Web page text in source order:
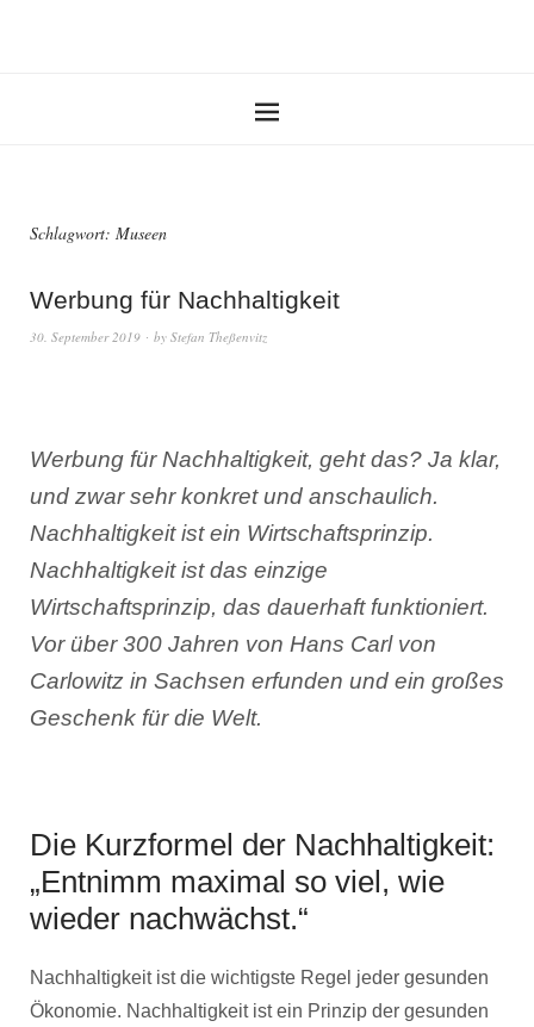
Schlagwort: Museen
Werbung für Nachhaltigkeit
30. September 2019 by Stefan Theßenvitz
Werbung für Nachhaltigkeit, geht das? Ja klar,
und zwar sehr konkret und anschaulich.
Nachhaltigkeit ist ein Wirtschaftsprinzip.
Nachhaltigkeit ist das einzige
Wirtschaftsprinzip, das dauerhaft funktioniert.
Vor über 300 Jahren von Hans Carl von
Carlowitz in Sachsen erfunden und ein großes
Geschenk für die Welt.
Die Kurzformel der Nachhaltigkeit:
„Entnimm maximal so viel, wie
wieder nachwächst.“
Nachhaltigkeit ist die wichtigste Regel jeder gesunden
Ökonomie. Nachhaltigkeit ist ein Prinzip der gesunden